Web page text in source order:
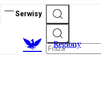
Serwisy
Regiony